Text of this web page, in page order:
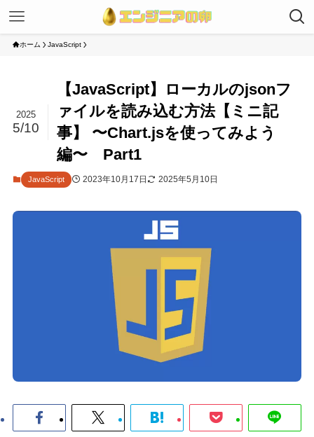
ホーム JavaScript
【JavaScript】ローカルのjsonフ
ァイルを読み込む方法【ミニ記
事】 〜Chart.jsを使ってみよう
編〜 Part1
2025
5/10
JavaScript 2023年10月17日 2025年5月10日